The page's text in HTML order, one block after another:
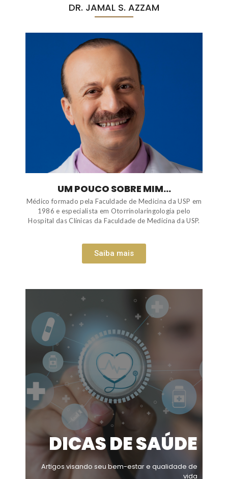
DR. JAMAL S. AZZAM
UM POUCO SOBRE MIM...
Médico formado pela Faculdade de Medicina da USP em
1986 e especialista em Otorrinolaringologia pelo
Hospital das Clínicas da Faculdade de Medicina da USP.
Saiba mais
DICAS DE SAÚDE
Artigos visando seu bem-estar e qualidade de
vida